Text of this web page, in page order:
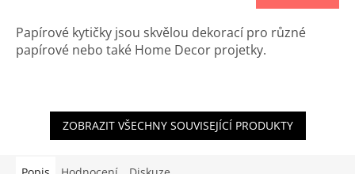
Papírové kytičky jsou skvělou dekorací pro různé
papírové nebo také Home Decor projetky.
ZOBRAZIT VŠECHNY SOUVISEJÍCÍ PRODUKTY